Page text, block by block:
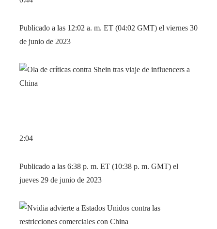
Publicado a las 12:02 a. m. ET (04:02 GMT) el viernes 30
de junio de 2023
2:04
Publicado a las 6:38 p. m. ET (10:38 p. m. GMT) el
jueves 29 de junio de 2023